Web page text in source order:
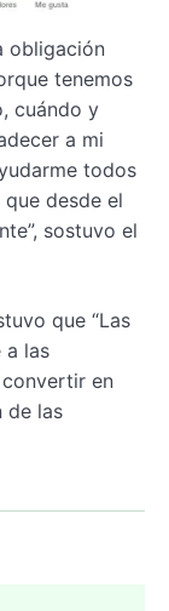
obligación
tenemos
cuándo y
a mi
todos
desde el
sostuvo el
que “Las
a las
en
de las